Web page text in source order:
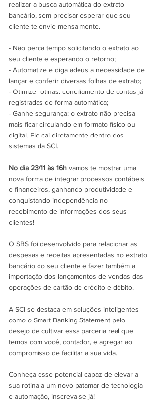
realizar a busca automática do extrato
bancário, sem precisar esperar que seu
cliente te envie mensalmente.
- Não perca tempo solicitando o extrato ao
seu cliente e esperando o retorno;
- Automatize e diga adeus a necessidade de
lançar e conferir diversas folhas de extrato;
- Otimize rotinas: conciliamento de contas já
registradas de forma automática;
- Ganhe segurança: o extrato não precisa
mais ficar circulando em formato físico ou
digital. Ele cai diretamente dentro dos
sistemas da SCI.
No dia 23/11 às 16h vamos te mostrar uma
nova forma de integrar processos contábeis
e financeiros, ganhando produtividade e
conquistando independência no
recebimento de informações dos seus
clientes!
O SBS foi desenvolvido para relacionar as
despesas e receitas apresentadas no extrato
bancário do seu cliente e fazer também a
importação dos lançamentos de vendas das
operações de cartão de crédito e débito.
A SCI se destaca em soluções inteligentes
como o Smart Banking Statement pelo
desejo de cultivar essa parceria real que
temos com você, contador, e agregar ao
compromisso de facilitar a sua vida.
Conheça esse potencial capaz de elevar a
sua rotina a um novo patamar de tecnologia
e automação, inscreva-se já!